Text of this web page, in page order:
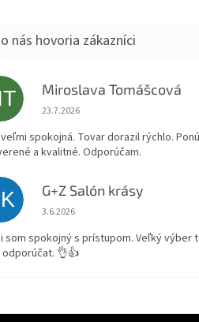
Miroslava Tomášcová
Hodnotenie obchodu je 5 z 5
23.7.2026
spokojná. Tovar dorazil rýchlo.
a kvalitné. Odporúčam.
G+Z Salón krásy
Hodnotenie obchodu je 5 z 5
3.6.2026
som spokojný s prístupom. Veľký výber
👌👍